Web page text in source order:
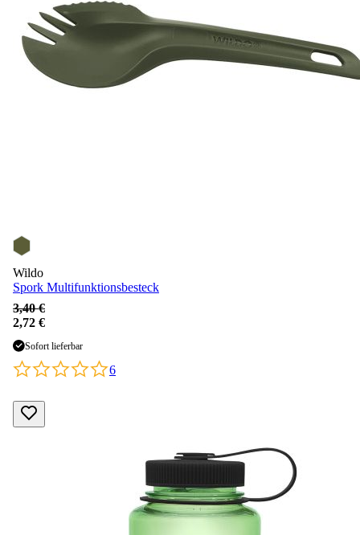
Wildo
Spork Multifunktionsbesteck
3,40 €
2,72 €
Sofort lieferbar
6